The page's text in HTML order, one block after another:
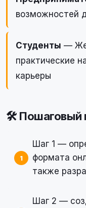
возможностей
Студенты —
практические
карьеры
🛠 Пошаговый
Шаг 1 —
формата
также
Шаг 2 —